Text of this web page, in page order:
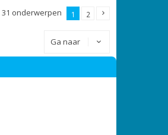
31 onderwerpen 1 2
Ga naar